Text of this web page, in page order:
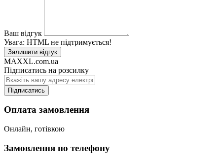
Ваш відгук
Увага: HTML не підтримується!
Залишити відгук
MAXXL.com.ua
Підписатись на розсилку
Підписатись
Оплата замовлення
Онлайн, готівкою
Замовлення по телефону